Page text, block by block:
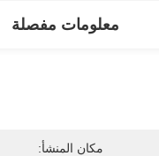
معلومات مفصلة
مكان المنشأ: